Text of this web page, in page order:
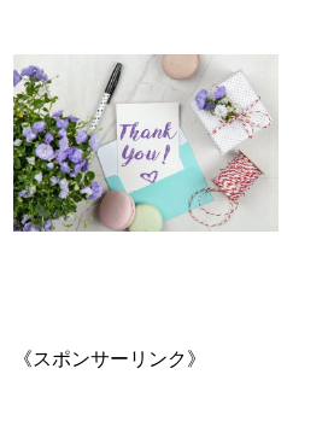
《スポンサーリンク》